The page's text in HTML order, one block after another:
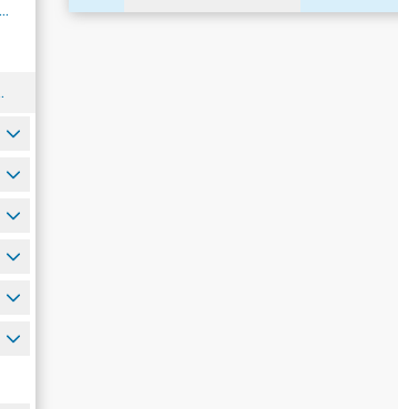
PODATEK OD ŚRODKÓW TRANSPORTOWYCH